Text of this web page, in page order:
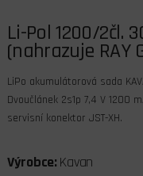
Li-Pol 1200/2čl.
(nahrazuje RAY
LiPo akumulátorová sada
Dvoučlánek 2s1p 7,4 V 1200
servisní konektor JST-XH.
Výrobce: Kavan